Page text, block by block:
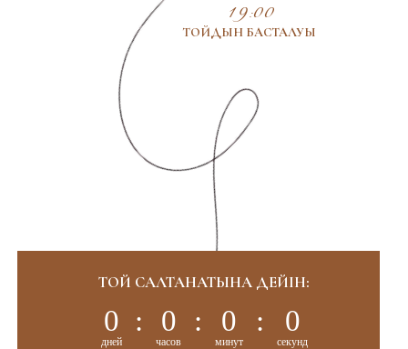
19:00
ТОЙДЫН БАСТАЛУЫ
0
дней
: 0
часов
: 0
минут
: 0
секунд
ТОЙ САЛТАНАТЫНА ДЕЙІН: